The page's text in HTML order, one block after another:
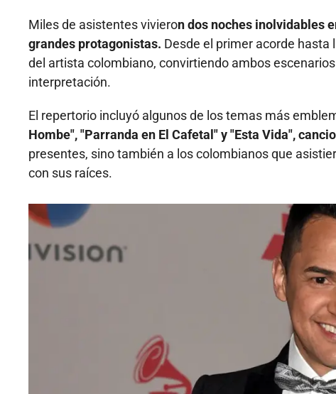
Miles de asistentes vivieron dos noches inolvidables
grandes protagonistas. Desde el primer acorde hasta
del artista colombiano, convirtiendo ambos
interpretación.
El repertorio incluyó algunos de los temas más
Hombe", "Parranda en El Cafetal" y "Esta Vida",
presentes, sino también a los colombianos que
con sus raíces.